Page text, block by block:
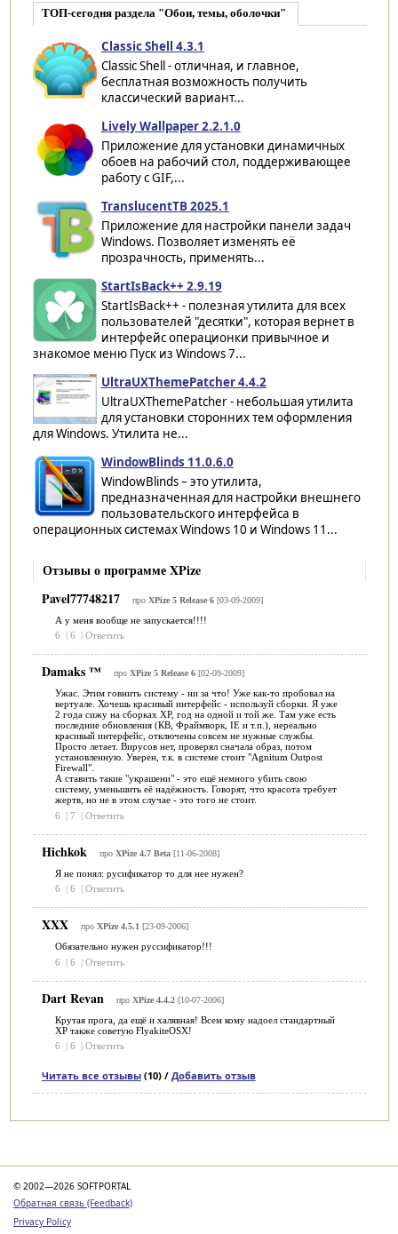
ТОП-сегодня раздела "Обои, темы, оболочки"
Classic Shell 4.3.1
Classic Shell - отличная, и главное,
бесплатная возможность получить
классический вариант...
Lively Wallpaper 2.2.1.0
Приложение для установки динамичных
обоев на рабочий стол, поддерживающее
работу с GIF,...
TranslucentTB 2025.1
Приложение для настройки панели задач
Windows. Позволяет изменять её
прозрачность, применять...
StartIsBack++ 2.9.19
StartIsBack++ - полезная утилита для всех
пользователей "десятки", которая вернет в
интерфейс операционки привычное и
знакомое меню Пуск из Windows 7...
UltraUXThemePatcher 4.4.2
UltraUXThemePatcher - небольшая утилита
для установки сторонних тем оформления
для Windows. Утилита не...
WindowBlinds 11.0.6.0
WindowBlinds – это утилита,
предназначенная для настройки внешнего
пользовательского интерфейса в
операционных системах Windows 10 и Windows 11...
Отзывы о программе XPize
Pavel77748217
про XPize 5 Release 6[03-09-2009]
А у меня вообще не запускается!!!!
6
6 Ответить
Damaks ™ про XPize 5 Release 6[02-09-2009]
Ужас. Этим говнить систему - ни за что! Уже как-то пробовал на
вертуале. Хочешь красивый интерфейс - используй сборки. Я уже
2 года сижу на сборках ХР, год на одной и той же. Там уже есть
последние обновления (КВ, Фраймворк, IE и т.п.), нереально
красивый интерфейс, отключены совсем не нужные службы.
Просто летает. Вирусов нет, проверял сначала образ, потом
установленную. Уверен, т.к. в системе стоит "Agnitum Outpost
Firewall".
А ставить такие "украшени" - это ещё немного убить свою
систему, уменьшить её надёжность. Говорят, что красота требует
жертв, но не в этом случае - это того не стоит.
6
| 7 | Ответить
Hichkok про XPize 4.7 Beta[11-06-2008]
Я не понял: русификатор то для нее нужен?
6
6 Ответить
XXX про XPize 4.5.1[23-09-2006]
Обязательно нужен руссификатор!!!
6
| 6 | Ответить
Dart Revan про XPize 4.4.2[10-07-2006]
Крутая прога, да ещё и халявная! Всем кому надоел стандартный
XP также советую FlyakiteOSX!
6
6 Ответить
Читать все отзывы(10) / Добавить отзыв
© 2002—2026 SOFTPORTAL
Обратная связь (Feedback)
Privacy Policy